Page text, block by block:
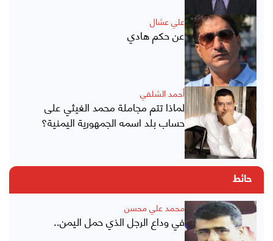
علي عشال
عن حكم هادي
أحمد الشلفي
لماذا تتم مجاملة محمد الغيثي على
حساب بلد اسمه الجمهورية اليمنية؟
حائط
محمد علي محسن
في وداع الرجل الذي حمل اليمن..